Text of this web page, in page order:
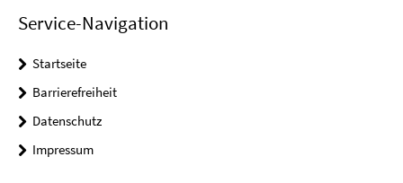
Service-Navigation
Startseite
Barrierefreiheit
Datenschutz
Impressum